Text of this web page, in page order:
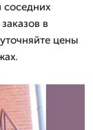
соседних
в
цены